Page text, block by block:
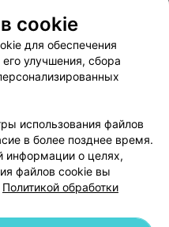
Размещение рекламы
Публичный договор
Способы оплаты
Партнеры
cookie
данных
cookie
для обеспечения
его улучшения, сбора
использования файлов
в более позднее время.
информации о целях,
файлов cookie вы
Политикой обработки